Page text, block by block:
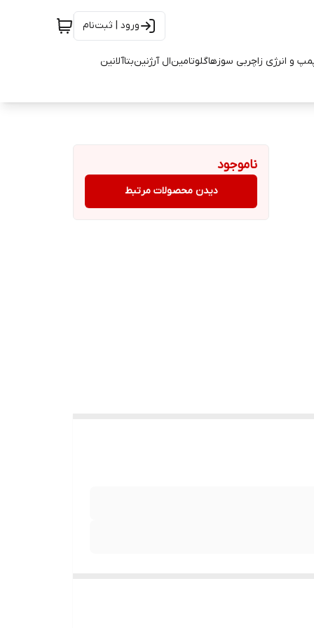
ورود | ثبت‌نام
و انرژی زاچربی سوزهاگلوتامینال آرژنینبتاآلانین
ناموجود
دیدن محصولات مرتبط